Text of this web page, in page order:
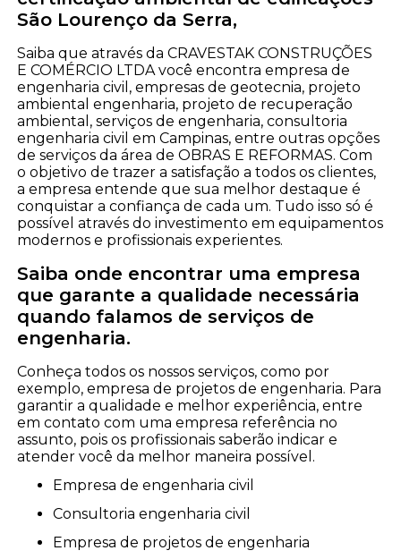
São Lourenço da Serra,
Saiba que através da CRAVESTAK CONSTRUÇÕES
E COMÉRCIO LTDA você encontra empresa de
engenharia civil, empresas de geotecnia, projeto
ambiental engenharia, projeto de recuperação
ambiental, serviços de engenharia, consultoria
engenharia civil em Campinas, entre outras opções
de serviços da área de OBRAS E REFORMAS. Com
o objetivo de trazer a satisfação a todos os clientes,
a empresa entende que sua melhor destaque é
conquistar a confiança de cada um. Tudo isso só é
possível através do investimento em equipamentos
modernos e profissionais experientes.
Saiba onde encontrar uma empresa
que garante a qualidade necessária
quando falamos de serviços de
engenharia.
Conheça todos os nossos serviços, como por
exemplo, empresa de projetos de engenharia. Para
garantir a qualidade e melhor experiência, entre
em contato com uma empresa referência no
assunto, pois os profissionais saberão indicar e
atender você da melhor maneira possível.
empresa de engenharia civil
consultoria engenharia civil
empresa de projetos de engenharia